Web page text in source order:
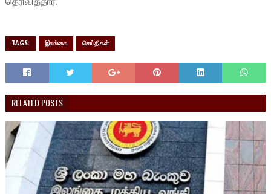
TAGS: இலங்கை செய்திகள்
RELATED POSTS